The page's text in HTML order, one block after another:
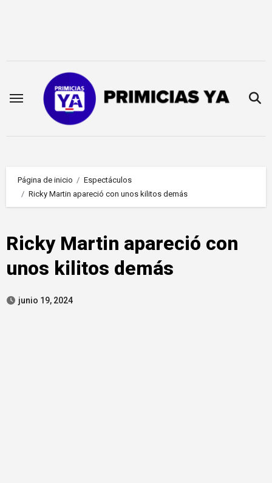
Página de inicio
Espectáculos
Ricky Martin apareció con unos kilitos demás
Ricky Martin apareció con
unos kilitos demás
junio 19, 2024